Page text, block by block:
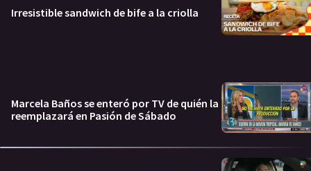
Irresistible sandwich de bife a la criolla
Marcela Baños se enteró por TV de quién la
reemplazará en Pasión de Sábado